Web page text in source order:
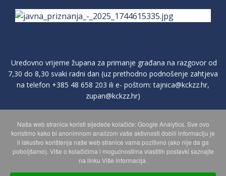
Uredovno vrijeme župana za primanje građana na razgovor od
7,30 do 8,30 svaki radni dan (uz prethodno podnošenje zahtjeva
na telefon +385 48 658 203 ili e- poštom:tajnica@kckzz.hr,
zupan@kckzz.hr)
POLITIKA ZAŠTITE PRIVATNOSTI OSOBNIH PODATAKA
MAPA WEBA
Naša web stranica koristi sljedeće kolačiće: Google Analytics. Sve ovo
koristimo kako bi anonimnom analizom vaše aktivnosti dobili informaciju je
li iskustvo korištenja naše web stranice vama pozitivno (ako nije da ga
poboljšamo). Više o kolačićima i mogućnostima vlastitih postavki saznajte
na linku Više informacija.